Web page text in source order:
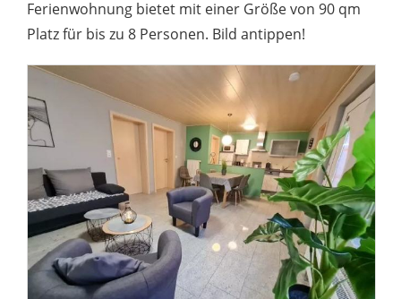
Ferienwohnung bietet mit einer Größe von 90 qm
Platz für bis zu 8 Personen. Bild antippen!